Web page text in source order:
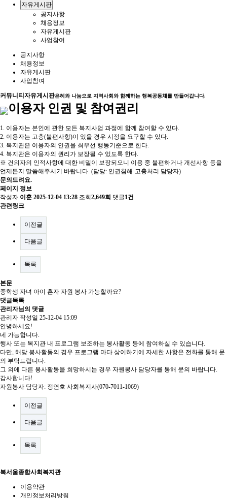
자유게시판
공지사항
채용정보
자유게시판
사업참여
공지사항
채용정보
자유게시판
사업참여
커뮤니티 자유게시판은혜와 나눔으로 지역사회와 함께하는 행복공동체를 만들어갑니다.
이용자 인권 및 참여권리
1. 이용자는 본인에 관한 모든 복지사업 과정에 함께 참여할 수 있다.
2. 이용자는 고충(불편사항)이 있을 경우 시정을 요구할 수 있다.
3. 복지관은 이용자의 인권을 최우선 행동기준으로 한다.
4. 복지관은 이용자의 권리가 보장될 수 있도록 한다.
※ 건의자의 인적사항에 대한 비밀이 보장되오니 이용 중 불편하거나 개선사항 등을
언제든지 말씀해주시기 바랍니다. (담당: 인권침해·고충처리 담당자)
문의드려요.
페이지 정보
작성자 이훈 2025-12-04 13:28 조회 2,649회 댓글1건
관련링크
이전글
다음글
목록
본문
중학생 자녀 아이 혼자 자원 봉사 가능할까요?
댓글목록
관리자님의 댓글
관리자 작성일 25-12-04 15:09
안녕하세요!
네 가능합니다.
행사 또는 복지관 내 프로그램 보조하는 봉사활동 등에 참여하실 수 있습니다.
다만, 해당 봉사활동의 경우 프로그램 마다 상이하기에 자세한 사항은 전화를 통해 문
의 부탁드립니다.
그 외에 다른 봉사활동을 희망하시는 경우 자원봉사 담당자를 통해 문의 바랍니다.
감사합니다!
자원봉사 담당자: 정연호 사회복지사(070-7011-1069)
이전글
다음글
목록
북서울종합사회복지관
이용약관
개인정보처리방침